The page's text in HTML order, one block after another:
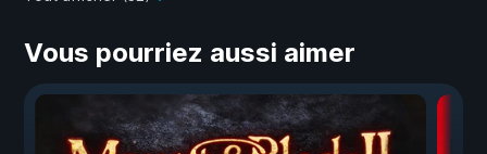
Vous pourriez aussi aimer